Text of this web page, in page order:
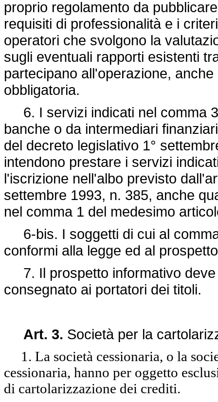
proprio regolamento da
requisiti di professionalità e i
operatori che svolgono la
sugli eventuali rapporti esistenti
partecipano all'operazione,
obbligatoria.
6. I servizi indicati nel comma
banche o da intermediari
del decreto legislativo 1°
intendono prestare i servizi
l'iscrizione nell'albo previsto
settembre 1993, n. 385, anche
nel comma 1 del medesimo
6-bis. I soggetti di cui al
conformi alla legge ed al
7. Il prospetto informativo deve
consegnato ai portatori dei titoli.
Art. 3. Società per la
1. La società cessionaria, o la
cessionaria, hanno per oggetto
di cartolarizzazione dei crediti.